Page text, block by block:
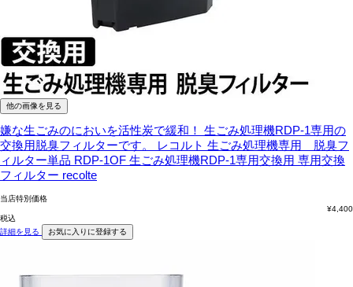
他の画像を見る
嫌な生ごみのにおいを活性炭で緩和！ 生ごみ処理機RDP-1専用の
交換用脱臭フィルターです。
レコルト 生ごみ処理機専用 脱臭フ
ィルター単品 RDP-1OF 生ごみ処理機RDP-1専用交換用 専用交換
フィルター recolte
当店特別価格
¥4,400
税込
詳細を見る
お気に入りに登録する